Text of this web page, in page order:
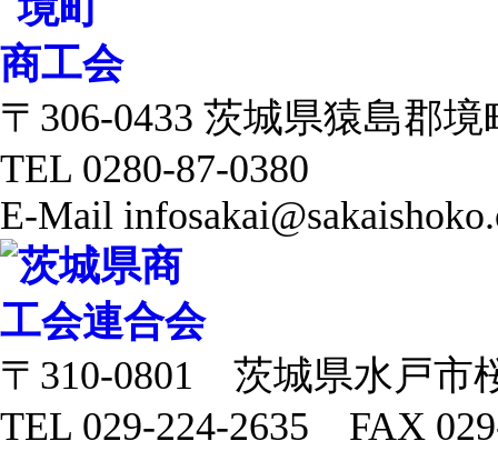
〒306-0433 茨城県猿島郡境
TEL 0280-87-0380
E-Mail
〒310-0801 茨城県水戸市
TEL 029-224-2635 FAX